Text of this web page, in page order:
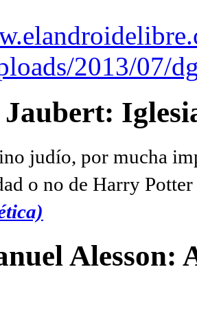
2013/07/
judío, por mucha
o no de Harry
Alesson: